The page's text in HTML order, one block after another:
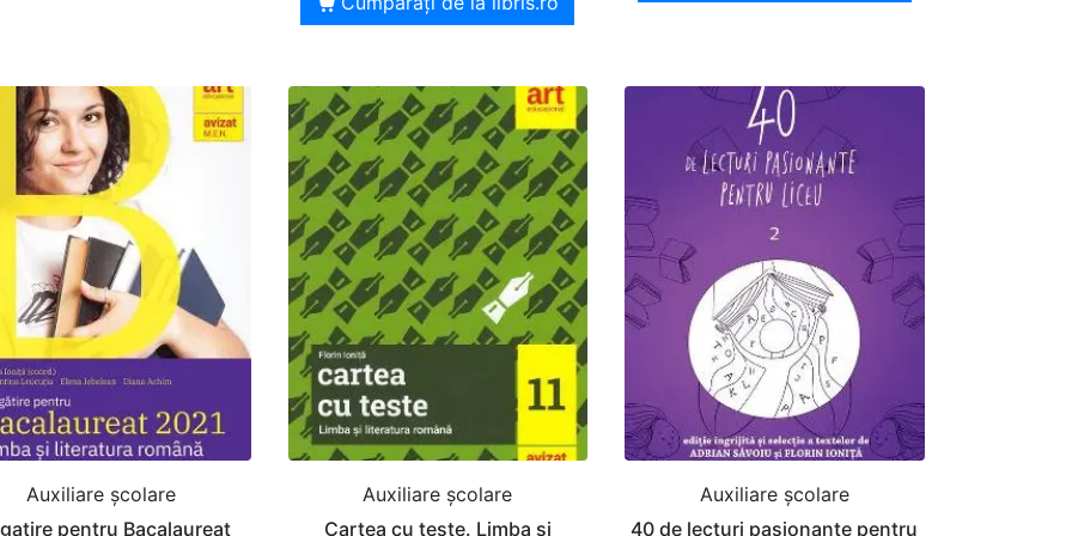
Auxiliare şcolare
pentru Bacalaureat
Auxiliare şcolare
Cartea cu teste. Limba si
Auxiliare şcolare
40 de lecturi pasionante pentru